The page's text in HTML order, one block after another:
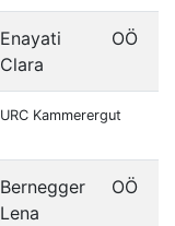
Enayati
Clara
OÖ
URC Kammerergut
Bernegger
Lena
OÖ